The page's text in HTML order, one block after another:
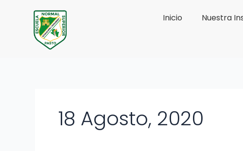
contenido
Inicio Nuestra
18 Agosto, 2020